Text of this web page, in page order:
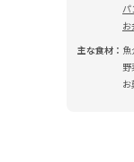
パ
主な食材： 魚
野